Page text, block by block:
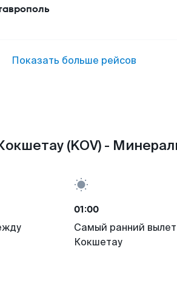
Показать больше рейсов
(KOV) -
01:00
Самый ранний
Кокшетау